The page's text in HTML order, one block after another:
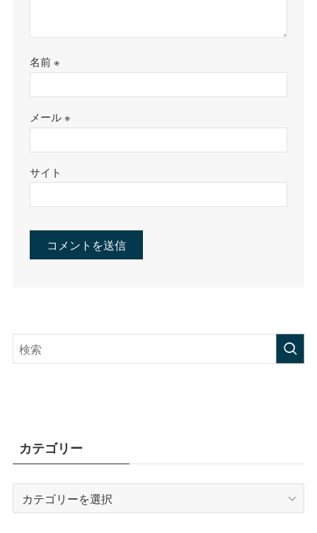
名前※
メール※
サイト
カテゴリー
テ